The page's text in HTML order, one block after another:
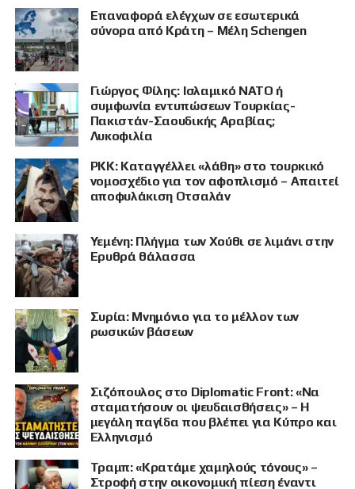
ΠΡΟΒΟΛΗ
Επαναφορά ελέγχων σε εσωτερικά
σύνορα από Κράτη – Μέλη Schengen
Γιώργος Φίλης: Ισλαμικό ΝΑΤΟ ή
συμφωνία εντυπώσεων Τουρκίας-
Πακιστάν-Σαουδικής Αραβίας;
Λυκοφιλία
PKK: Καταγγέλλει «λάθη» στο τουρκικό
νομοσχέδιο για τον αφοπλισμό – Απαιτεί
αποφυλάκιση Οτσαλάν
Υεμένη: Πλήγμα των Χούθι σε λιμάνι στην
Ερυθρά θάλασσα
Συρία: Μνημόνιο για το μέλλον των
ρωσικών βάσεων
Σιζόπουλος στο Diplomatic Front: «Να
σταματήσουν οι ψευδαισθήσεις» – Η
μεγάλη παγίδα που βλέπει για Κύπρο και
Ελληνισμό
Τραμπ: «Κρατάμε χαμηλούς τόνους» –
Στροφή στην οικονομική πίεση έναντι